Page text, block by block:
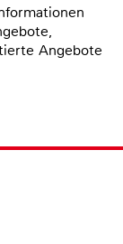
Angebote